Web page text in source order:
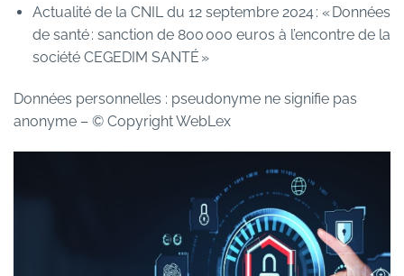
Actualité de la CNIL du 12 septembre 2024 : « Données
de santé : sanction de 800 000 euros à l’encontre de la
société CEGEDIM SANTÉ »
Données personnelles : pseudonyme ne signifie pas
anonyme – © Copyright WebLex